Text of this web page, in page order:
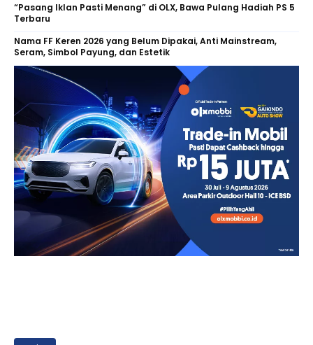
“Pasang Iklan Pasti Menang” di OLX, Bawa Pulang Hadiah PS 5
Terbaru
Nama FF Keren 2026 yang Belum Dipakai, Anti Mainstream,
Seram, Simbol Payung, dan Estetik